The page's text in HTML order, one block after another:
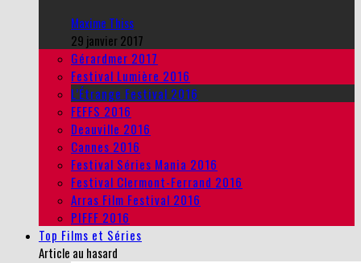
Maxime Thiss
29 janvier 2017
Gérardmer 2017
Festival Lumière 2016
L’Étrange Festival 2016
FEFFS 2016
Deauville 2016
Cannes 2016
Festival Séries Mania 2016
Festival Clermont-Ferrand 2016
Arras Film Festival 2016
PIFFF 2016
Top Films et Séries
Article au hasard